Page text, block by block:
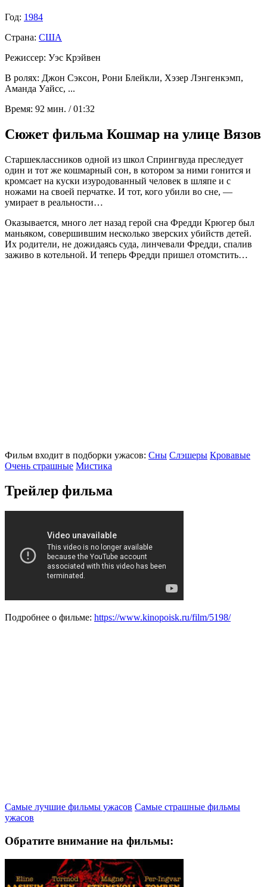
Год: 1984
Страна: США
Режиссер: Уэс Крэйвен
В ролях: Джон Сэксон, Рони Блейкли, Хэзер Лэнгенкэмп,
Аманда Уайсс, ...
Время: 92 мин. / 01:32
Сюжет фильма Кошмар на улице Вязов
Старшеклассников одной из школ Спрингвуда преследует
один и тот же кошмарный сон, в котором за ними гонится и
кромсает на куски изуродованный человек в шляпе и с
ножами на своей перчатке. И тот, кого убили во сне, —
умирает в реальности…
Оказывается, много лет назад герой сна Фредди Крюгер был
маньяком, совершившим несколько зверских убийств детей.
Их родители, не дожидаясь суда, линчевали Фредди, спалив
заживо в котельной. И теперь Фредди пришел отомстить…
Фильм входит в подборки ужасов: Сны Слэшеры Кровавые
Очень страшные Мистика
Трейлер фильма
Подробнее о фильме: https://www.kinopoisk.ru/film/5198/
Самые лучшие фильмы ужасов Самые страшные фильмы
ужасов
Обратите внимание на фильмы: